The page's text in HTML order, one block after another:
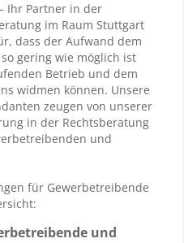
Ihr Partner in der
im Raum Stuttgart
dass der Aufwand dem
gering wie möglich ist
Betrieb und dem
widmen können. Unsere
zeugen von unserer
in der Rechtsberatung
und
für Gewerbetreibende
und